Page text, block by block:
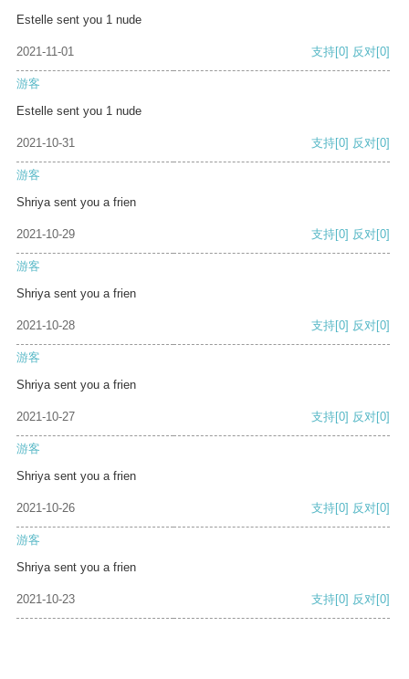
Estelle sent you 1 nude
2021-11-01 支持[0] 反对[0]
游客
Estelle sent you 1 nude
2021-10-31 支持[0] 反对[0]
游客
Shriya sent you a frien
2021-10-29 支持[0] 反对[0]
游客
Shriya sent you a frien
2021-10-28 支持[0] 反对[0]
游客
Shriya sent you a frien
2021-10-27 支持[0] 反对[0]
游客
Shriya sent you a frien
2021-10-26 支持[0] 反对[0]
游客
Shriya sent you a frien
2021-10-23 支持[0] 反对[0]